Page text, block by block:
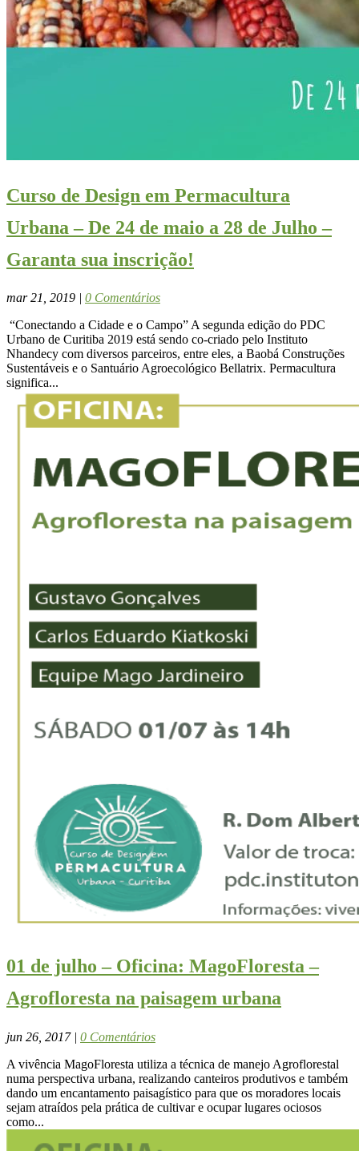
Curso de Design em Permacultura
Urbana – De 24 de maio a 28 de Julho –
Garanta sua inscrição!
mar 21, 2019 | 0 Comentários
“Conectando a Cidade e o Campo” A segunda edição do PDC
Urbano de Curitiba 2019 está sendo co-criado pelo Instituto
Nhandecy com diversos parceiros, entre eles, a Baobá Construções
Sustentáveis e o Santuário Agroecológico Bellatrix. Permacultura
significa...
01 de julho – Oficina: MagoFloresta –
Agrofloresta na paisagem urbana
jun 26, 2017| 0 Comentários
A vivência MagoFloresta utiliza a técnica de manejo Agroflorestal
numa perspectiva urbana, realizando canteiros produtivos e também
dando um encantamento paisagístico para que os moradores locais
sejam atraídos pela prática de cultivar e ocupar lugares ociosos
como...